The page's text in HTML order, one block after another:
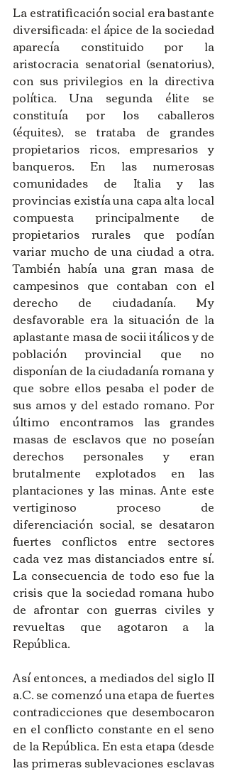
La estratificación social era bastante
diversificada: el ápice de la sociedad
aparecía constituido por la
aristocracia senatorial (senatorius),
con sus privilegios en la directiva
política. Una segunda élite se
constituía por los caballeros
(équites), se trataba de grandes
propietarios ricos, empresarios y
banqueros. En las numerosas
comunidades de Italia y las
provincias existía una capa alta local
compuesta principalmente de
propietarios rurales que podían
variar mucho de una ciudad a otra.
También había una gran masa de
campesinos que contaban con el
derecho de ciudadanía. My
desfavorable era la situación de la
aplastante masa de socii itálicos y de
población provincial que no
disponían de la ciudadanía romana y
que sobre ellos pesaba el poder de
sus amos y del estado romano. Por
último encontramos las grandes
masas de esclavos que no poseían
derechos personales y eran
brutalmente explotados en las
plantaciones y las minas. Ante este
vertiginoso proceso de
diferenciación social, se desataron
fuertes conflictos entre sectores
cada vez mas distanciados entre sí.
La consecuencia de todo eso fue la
crisis que la sociedad romana hubo
de afrontar con guerras civiles y
revueltas que agotaron a la
República.
Así entonces, a mediados del siglo II
a.C. se comenzó una etapa de fuertes
contradicciones que desembocaron
en el conflicto constante en el seno
de la República. En esta etapa (desde
las primeras sublevaciones esclavas